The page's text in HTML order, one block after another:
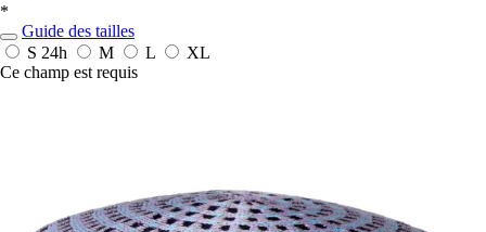
*
Guide des tailles
S 24h M L
XL
Ce champ est requis